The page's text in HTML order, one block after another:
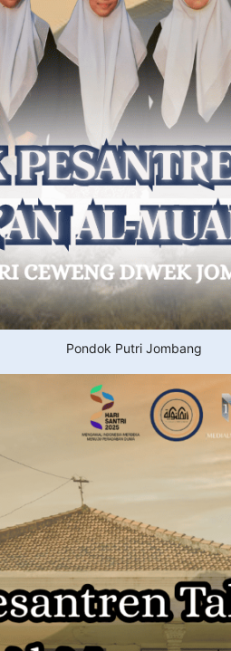
Pondok Putri Jombang